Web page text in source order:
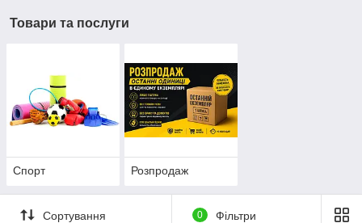
Товари та послуги
Спорт Розпродаж
Сортування 0 Фільтри